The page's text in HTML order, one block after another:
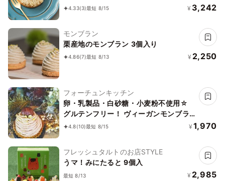
4.33(3)最短 8/15 ¥ 3,242
モンブラン
栗産地のモンブラン 3個入り
4.86(7)最短 8/13 ¥ 2,250
フォーチュンキッチン
卵・乳製品・白砂糖・小麦粉不使用☆
グルテンフリー！ ヴィーガンモンブラ
ン２個セット《ヴィーガンスイーツ》
4.8(10)最短 8/15 ¥ 1,970
フレッシュタルトのお店STYLE
うマ！みにたると 9個入
最短 8/13 ¥ 2,985